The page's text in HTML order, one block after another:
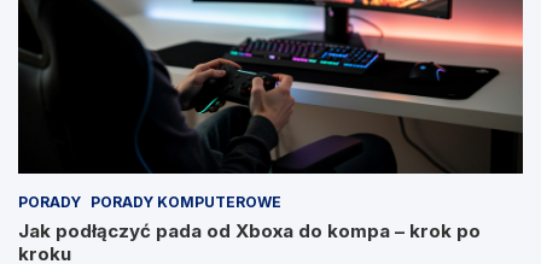
PORADY PORADY KOMPUTEROWE
Jak podłączyć pada od Xboxa do kompa – krok po
kroku